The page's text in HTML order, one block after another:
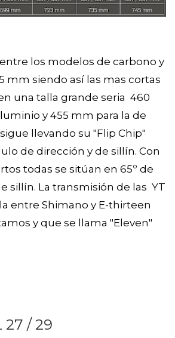
los modelos de carbono y
mm siendo así las mas cortas
una talla grande seria 460
y 455 mm para la de
llevando su "Flip Chip"
de dirección y de sillín. Con
todas se sitúan en 65º de
sillín. La transmisión de las YT
entre Shimano y E-thirteen
y que se llama "Eleven"
27 / 29